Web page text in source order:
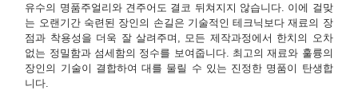
유수의 명품주얼리와 견주어도 결코 뒤쳐지지 않습니다. 이에 걸맞
는 오랜기간 숙련된 장인의 손길은 기술적인 테크닉보다 재료의 장
점과 착용성을 더욱 잘 살려주며, 모든 제작과정에서 한치의 오차
없는 정밀함과 섬세함의 정수를 보여줍니다. 최고의 재료와 훌륭의
장인의 기술이 결합하여 대를 물릴 수 있는 진정한 명품이 탄생합
니다.